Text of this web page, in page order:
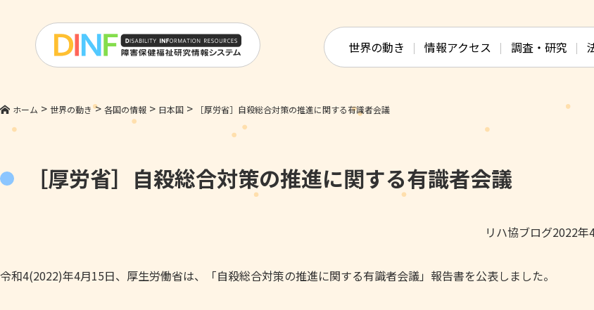
世界の動き 情報アクセス 調査・研究
ホーム > 世界の動き> 各国の情報 > 日本国 > ［厚労省］自殺総合対策の推進に関する有識者会議
［厚労省］自殺総合対策の推進に関する有識者会議
リハ協ブログ2022
令和4(2022)年4月15日、厚生労働省は、「自殺総合対策の推進に関する有識者会議」報告書を公表しました。